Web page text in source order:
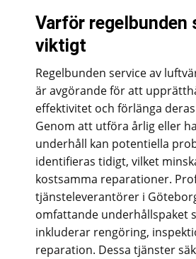
Varför regelbunden
viktigt
Regelbunden service av
är avgörande för att
effektivitet och förlänga
Genom att utföra årlig eller
underhåll kan potentiella
identifieras tidigt, vilket
kostsamma reparationer.
tjänsteleverantörer i
omfattande underhållspaket
inkluderar rengöring,
reparation. Dessa tjänster